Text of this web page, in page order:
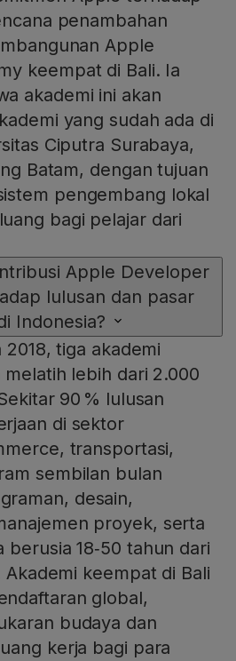
penambahan
Apple
keempat di Bali. Ia
akademi ini akan
yang sudah ada di
Ciputra Surabaya,
Batam, dengan tujuan
pengembang lokal
bagi pelajar dari
Apple Developer
lulusan dan pasar
Indonesia?
tiga akademi
lebih dari 2.000
90 % lulusan
di sektor
transportasi,
sembilan bulan
desain,
proyek, serta
18‑50 tahun dari
keempat di Bali
global,
budaya dan
kerja bagi para